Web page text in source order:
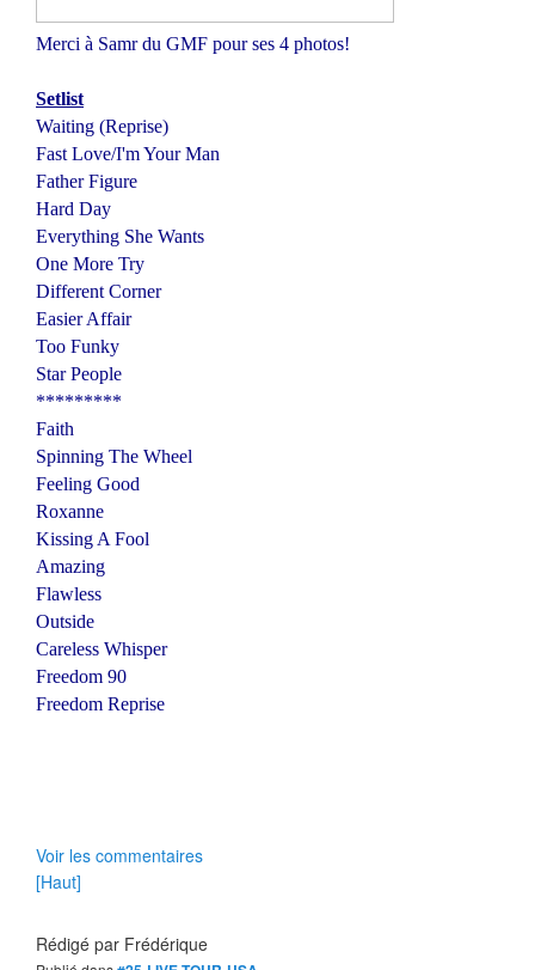
Merci à Samr du GMF pour ses 4 photos!
Setlist
Waiting (Reprise)
Fast Love/I'm Your Man
Father Figure
Hard Day
Everything She Wants
One More Try
Different Corner
Easier Affair
Too Funky
Star People
*********
Faith
Spinning The Wheel
Feeling Good
Roxanne
Kissing A Fool
Amazing
Flawless
Outside
Careless Whisper
Freedom 90
Freedom Reprise
Voir les commentaires
[Haut]
Rédigé par Frédérique